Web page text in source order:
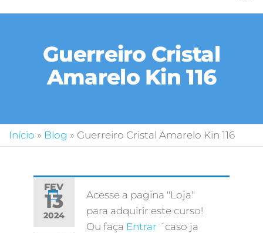
Guerreiro Cristal
Amarelo Kin 116
Início » Blog » Guerreiro Cristal Amarelo Kin 116
FEV
13
2024
Acesse a pagina "Loja"
para adquirir este curso!
Ou faça Entrar ´caso ja